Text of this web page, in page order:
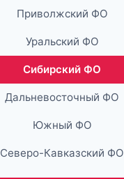
Приволжский ФО
Уральский ФО
Сибирский ФО
Дальневосточный ФО
Южный ФО
Северо-Кавказский ФО